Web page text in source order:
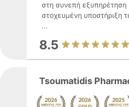
στη συνεπή εξυπηρέτηση
στοχευμένη υποστήριξη
...
8.5
Tsoumatidis